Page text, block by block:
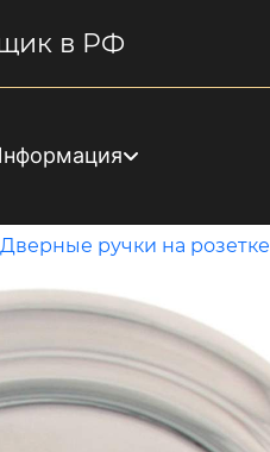
в РФ
Дверные ручки на розетке